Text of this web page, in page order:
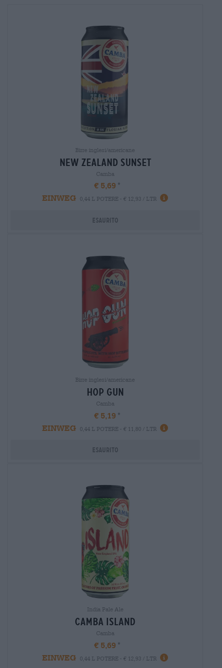
Birre inglesi/americane
new zealand sunset
Camba
€ 5,69
EINWEG
0,44 L POTERE - € 12,93 / LTR
Esaurito
Birre inglesi/americane
hop gun
Camba
€ 5,19
EINWEG
0,44 L POTERE - € 11,80 / LTR
Esaurito
India Pale Ale
camba island
Camba
€ 5,69
EINWEG
0,44 L POTERE - € 12,93 / LTR